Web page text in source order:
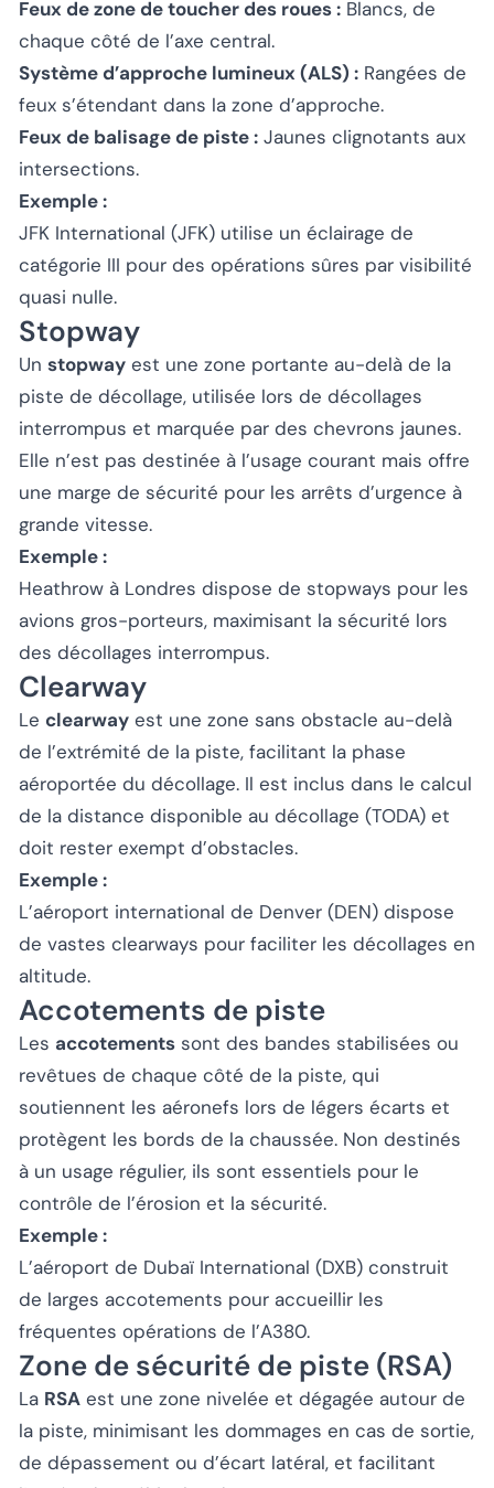
Feux de zone de toucher des roues : Blancs, de
chaque côté de l’axe central.
Système d’approche lumineux (ALS) : Rangées de
feux s’étendant dans la zone d’approche.
Feux de balisage de piste : Jaunes clignotants aux
intersections.
Exemple :
JFK International (JFK) utilise un éclairage de
catégorie III pour des opérations sûres par visibilité
quasi nulle.
Stopway
Un stopway est une zone portante au-delà de la
piste de décollage, utilisée lors de décollages
interrompus et marquée par des chevrons jaunes.
Elle n’est pas destinée à l’usage courant mais offre
une marge de sécurité pour les arrêts d’urgence à
grande vitesse.
Exemple :
Heathrow à Londres dispose de stopways pour les
avions gros-porteurs, maximisant la sécurité lors
des décollages interrompus.
Clearway
Le clearway est une zone sans obstacle au-delà
de l’extrémité de la piste, facilitant la phase
aéroportée du décollage. Il est inclus dans le calcul
de la distance disponible au décollage (TODA) et
doit rester exempt d’obstacles.
Exemple :
L’aéroport international de Denver (DEN) dispose
de vastes clearways pour faciliter les décollages en
altitude.
Accotements de piste
Les accotements sont des bandes stabilisées ou
revêtues de chaque côté de la piste, qui
soutiennent les aéronefs lors de légers écarts et
protègent les bords de la chaussée. Non destinés
à un usage régulier, ils sont essentiels pour le
contrôle de l’érosion et la sécurité.
Exemple :
L’aéroport de Dubaï International (DXB) construit
de larges accotements pour accueillir les
fréquentes opérations de l’A380.
Zone de sécurité de piste (RSA)
La RSA est une zone nivelée et dégagée autour de
la piste, minimisant les dommages en cas de sortie,
de dépassement ou d’écart latéral, et facilitant